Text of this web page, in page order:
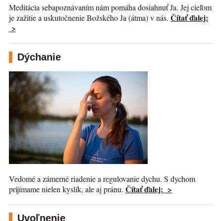
Meditácia sebapoznávaním nám pomáha dosiahnuť Ja. Jej cieľom
je zažitie a uskutočnenie Božského Ja (átma) v nás. Čítať ďalej:
>
Dýchanie
Vedomé a zámerné riadenie a regulovanie dychu. S dychom
prijímame nielen kyslík, ale aj pránu. Čítať ďalej: >
Uvoľnenie